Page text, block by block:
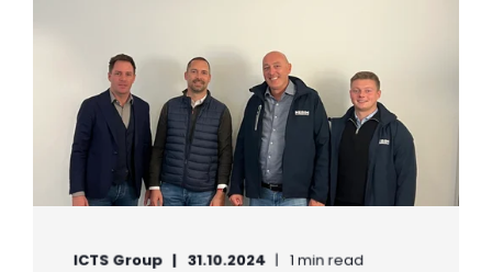
ICTS Group 31.10.2024 1 min read